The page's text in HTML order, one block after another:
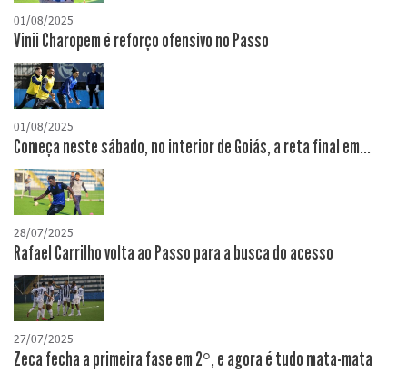
01/08/2025
Vinii Charopem é reforço ofensivo no Passo
01/08/2025
Começa neste sábado, no interior de Goiás, a reta final em...
28/07/2025
Rafael Carrilho volta ao Passo para a busca do acesso
27/07/2025
Zeca fecha a primeira fase em 2°, e agora é tudo mata-mata